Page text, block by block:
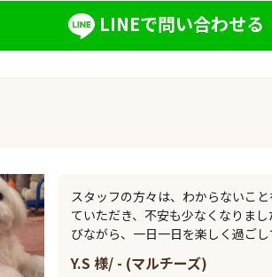
LINEで問い合わせる
スタッフの方々は、わからないこ
ていただき、不安も少なくなりま
びながら、一日一日を楽しく過ごし
Y.S 様/ - (マルチーズ)